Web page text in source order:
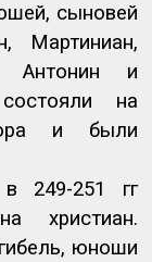
сыновей
Мартиниан,
Антонин и
на
и были
249-251 гг
христиан.
юноши